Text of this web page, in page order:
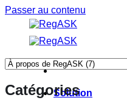
Passer au contenu
Solution
Catégories